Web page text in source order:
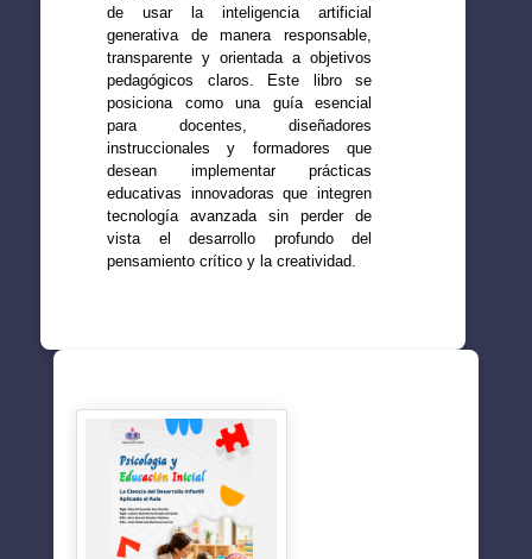
de usar la inteligencia artificial
generativa de manera responsable,
transparente y orientada a objetivos
pedagógicos claros. Este libro se
posiciona como una guía esencial
para docentes, diseñadores
instruccionales y formadores que
desean implementar prácticas
educativas innovadoras que integren
tecnología avanzada sin perder de
vista el desarrollo profundo del
pensamiento crítico y la creatividad.